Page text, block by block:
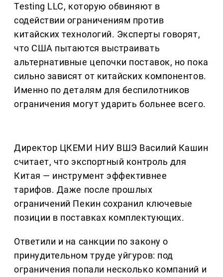
Testing LLC, которую обвиняют в
содействии ограничениям против
китайских технологий. Эксперты говорят,
что США пытаются выстраивать
альтернативные цепочки поставок, но пока
сильно зависят от китайских компонентов.
Именно по деталям для беспилотников
ограничения могут ударить больнее всего.
Директор ЦКЕМИ НИУ ВШЭ Василий Кашин
считает, что экспортный контроль для
Китая — инструмент эффективнее
тарифов. Даже после прошлых
ограничений Пекин сохранил ключевые
позиции в поставках комплектующих.
Ответили и на санкции по закону о
принудительном труде уйгуров: под
ограничения попали несколько компаний и